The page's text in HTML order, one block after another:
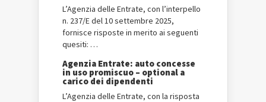
L’Agenzia delle Entrate, con l’interpello
n. 237/E del 10 settembre 2025,
fornisce risposte in merito ai seguenti
quesiti: …
Agenzia Entrate: auto concesse
in uso promiscuo – optional a
carico dei dipendenti
L’Agenzia delle Entrate, con la risposta